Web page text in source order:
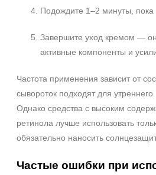
Подождите 1–2 минуты, пока
Завершите уход кремом — он
активные компоненты и
Частота применения зависит от
сывороток подходят для утреннего
Однако средства с высоким
ретинола лучше использовать
обязательно наносить
Частые ошибки при